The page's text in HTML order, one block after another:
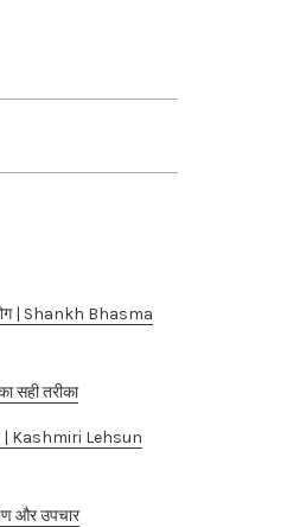
| Shankh Bhasma
सही तरीका
| Kashmiri Lehsun
और उपचार